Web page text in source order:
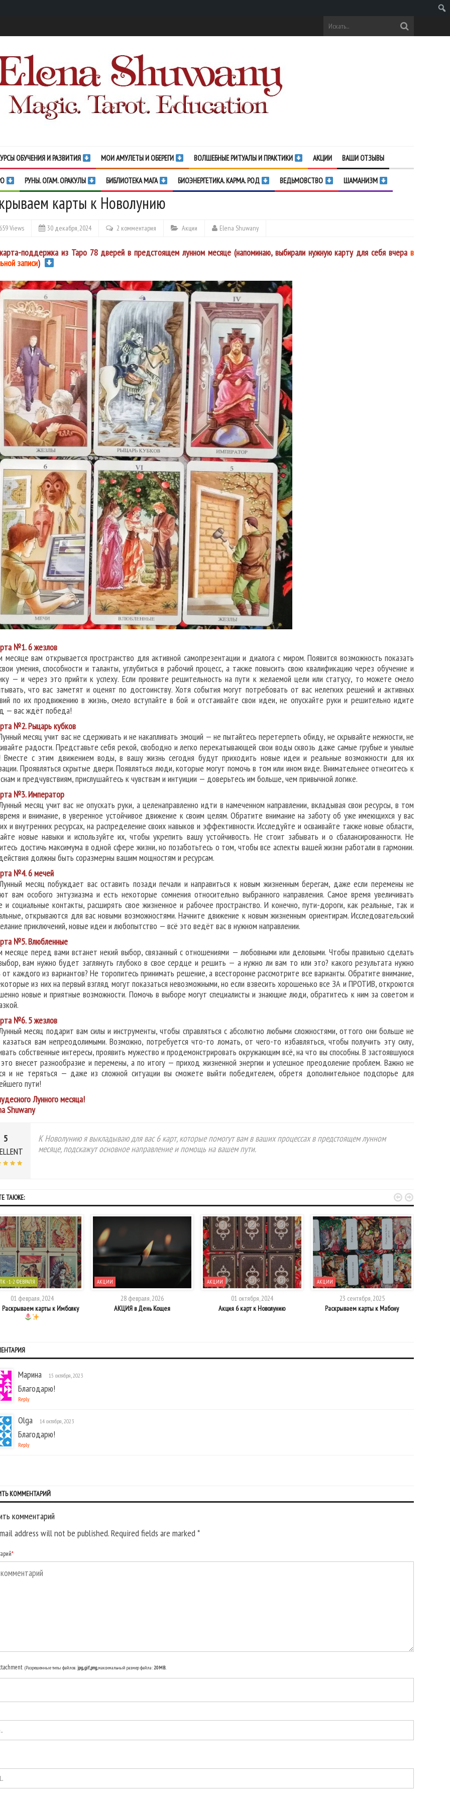
ОБУЧЕНИЯ И РАЗВИТИЯ МОИ АМУЛЕТЫ И ОБЕРЕГИ ВОЛШЕБНЫЕ РИТУАЛЫ И ПРАКТИКИ АКЦИИ ВАШИ ОТЗЫВЫ
РУНЫ. ОГАМ. ОРАКУЛЫ БИБЛИОТЕКА МАГА БИОЭНЕРГЕТИКА. КАРМА. РОД ВЕДЬМОВСТВО ШАМАНИЗМ
карты к Новолунию
Views 30 декабря, 2024 2 комментария Акции Elena Shuwany
поддержка из Таро 78 дверей в предстоящем лунном месяце (напоминаю, выбирали нужную карту для себя вчера в
записи)
№1. 6 жезлов
месяце вам открывается пространство для активной самопрезентации и диалога с миром. Появится возможность показать
умения, способности и таланты, углубиться в рабочий процесс, а также повысить свою квалификацию через обучение и
— и через это прийти к успеху. Если проявите решительность на пути к желаемой цели или статусу, то можете смело
что вас заметят и оценят по достоинству. Хотя события могут потребовать от вас нелегких решений и активных
по их продвижению в жизнь, смело вступайте в бой и отстаивайте свои идеи, не опускайте руки и решительно идите
— вас ждёт победа!
№2. Рыцарь кубков
месяц учит вас не сдерживать и не накапливать эмоций — не пытайтесь перетерпеть обиду, не скрывайте нежности, не
радости. Представьте себя рекой, свободно и легко перекатывающей свои воды сквозь даже самые грубые и унылые
Вместе с этим движением воды, в вашу жизнь сегодня будут приходить новые идеи и реальные возможности для их
Проявляться скрытые двери. Появляться люди, которые могут помочь в том или ином виде. Внимательнее отнеситесь к
и предчувствиям, прислушайтесь к чувствам и интуиции — доверьтесь им больше, чем привычной логике.
№3. Император
месяц учит вас не опускать руки, а целенаправленно идти в намеченном направлении, вкладывая свои ресурсы, в том
и внимание, в уверенное устойчивое движение к своим целям. Обратите внимание на заботу об уже имеющихся у вас
и внутренних ресурсах, на распределение своих навыков и эффективности. Исследуйте и осваивайте также новые области,
новые навыки и используйте их, чтобы укрепить вашу устойчивость. Не стоит забывать и о сбалансированности. Не
достичь максимума в одной сфере жизни, но позаботьтесь о том, чтобы все аспекты вашей жизни работали в гармонии.
должны быть соразмерны вашим мощностям и ресурсам.
№4. 6 мечей
месяц побуждает вас оставить позади печали и направиться к новым жизненным берегам, даже если перемены не
вам особого энтузиазма и есть некоторые сомнения относительно выбранного направления. Самое время увеличивать
и социальные контакты, расширять свое жизненное и рабочее пространство. И конечно, пути-дороги, как реальные, так и
открываются для вас новыми возможностями. Начните движение к новым жизненным ориентирам. Исследовательский
приключений, новые идеи и любопытство — всё это ведёт вас в нужном направлении.
№5. Влюбленные
месяце перед вами встанет некий выбор, связанный с отношениями — любовными или деловыми. Чтобы правильно сделать
вам нужно будет заглянуть глубоко в свое сердце и решить — а нужно ли вам то или это? какого результата нужно
каждого из вариантов? Не торопитесь принимать решение, а всесторонне рассмотрите все варианты. Обратите внимание,
из них на первый взгляд могут показаться невозможными, но если взвесить хорошенько все ЗА и ПРОТИВ, откроются
новые и приятные возможности. Помочь в выборе могут специалисты и знающие люди, обратитесь к ним за советом и
№6. 5 жезлов
месяц подарит вам силы и инструменты, чтобы справляться с абсолютно любыми сложностями, оттого они больше не
вам непреодолимыми. Возможно, потребуется что-то ломать, от чего-то избавляться, чтобы получить эту силу,
собственные интересы, проявить мужество и продемонстрировать окружающим всё, на что вы способны. В застоявшуюся
внесет разнообразие и перемены, а по итогу — приход жизненной энергии и успешное преодоление проблем. Важно не
и не теряться — даже из сложной ситуации вы сможете выйти победителем, обретя дополнительное подспорье для
пути!
Лунного месяца!
Shuwany
5
К Новолунию я выкладываю для вас 6 карт, которые помогут вам в ваших процессах в предстоящем лунном
месяце, подскажут основное направление и помощь на вашем пути.
ТАКЖЕ:
- 1-2 ФЕВРАЛЯ
01 февраля, 2024
Раскрываем карты к Имболку
АКЦИИ
28 февраля, 2026
АКЦИЯ в День Кощея
АКЦИИ
01 октября, 2024
Акция 6 карт к Новолунию
АКЦИИ
23 сентября, 2025
Раскрываем карты к Мабону
 
Марина 15 октября, 2023
Благодарю!
Reply
Olga 14 октября, 2023
Благодарю!
Reply
КОММЕНТАРИЙ
комментарий
address will not be published. Required fields are marked*
*
(Разрешенные типы файлов:jpg, gif, png, максимальный размер файла:20MB.